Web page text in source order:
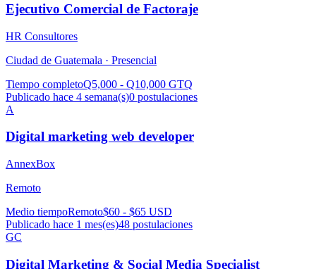
Ejecutivo Comercial de Factoraje
HR Consultores
Ciudad de Guatemala · Presencial
Tiempo completoQ5,000 - Q10,000 GTQ
Publicado hace 4 semana(s)0 postulaciones
A
Digital marketing web developer
AnnexBox
Remoto
Medio tiempoRemoto$60 - $65 USD
Publicado hace 1 mes(es)48 postulaciones
GC
Digital Marketing & Social Media Specialist